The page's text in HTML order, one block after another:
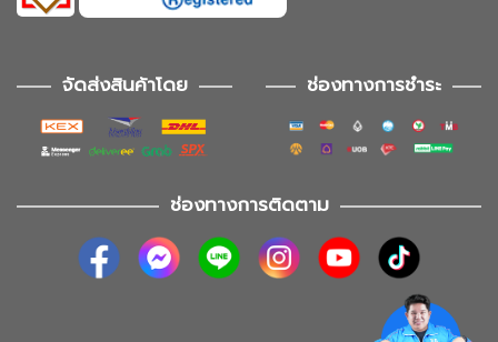
จัดส่งสินค้าโดย ช่องทางการชำระ
ช่องทางการติดตาม